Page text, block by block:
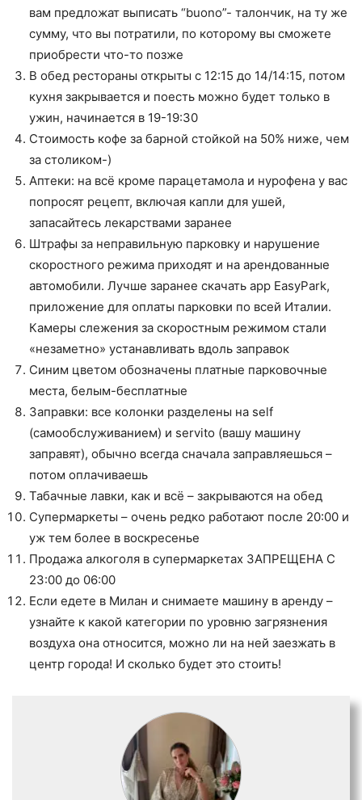
вам предложат выписать “buono”- талончик, на ту же
сумму, что вы потратили, по которому вы сможете
приобрести что-то позже
В обед рестораны открыты с 12:15 до 14/14:15, потом
кухня закрывается и поесть можно будет только в
ужин, начинается в 19-19:30
Стоимость кофе за барной стойкой на 50% ниже, чем
за столиком-)
Аптеки: на всё кроме парацетамола и нурофена у вас
попросят рецепт, включая капли для ушей,
запасайтесь лекарствами заранее
Штрафы за неправильную парковку и нарушение
скоростного режима приходят и на арендованные
автомобили. Лучше заранее скачать app EasyPark,
приложение для оплаты парковки по всей Италии.
Камеры слежения за скоростным режимом стали
«незаметно» устанавливать вдоль заправок
Синим цветом обозначены платные парковочные
места, белым-бесплатные
Заправки: все колонки разделены на self
(самообслуживанием) и servito (вашу машину
заправят), обычно всегда сначала заправляешься –
потом оплачиваешь
Табачные лавки, как и всё – закрываются на обед
Супермаркеты – очень редко работают после 20:00 и
уж тем более в воскресенье
Продажа алкоголя в супермаркетах ЗАПРЕЩЕНА С
23:00 до 06:00
Если едете в Милан и снимаете машину в аренду –
узнайте к какой категории по уровню загрязнения
воздуха она относится, можно ли на ней заезжать в
центр города! И сколько будет это стоить!